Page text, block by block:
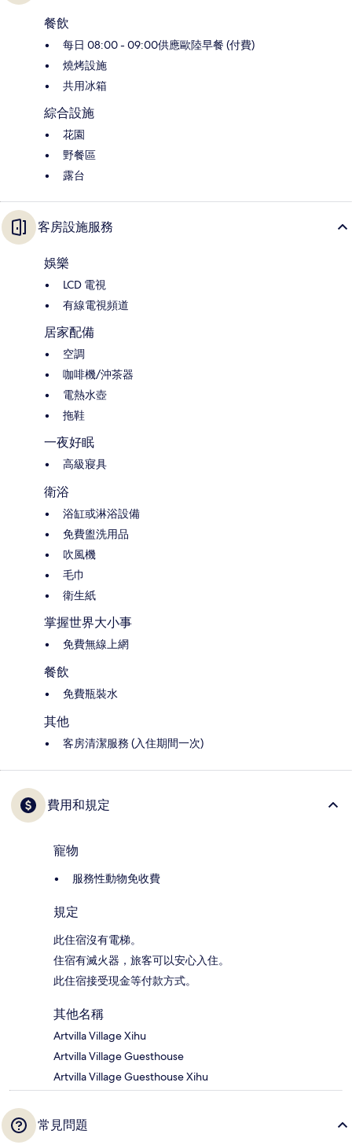
餐飲
每日 08:00 - 09:00供應歐陸早餐 (付費)
燒烤設施
共用冰箱
綜合設施
花園
野餐區
露台
客房設施服務
娛樂
LCD 電視
有線電視頻道
居家配備
空調
咖啡機/沖茶器
電熱水壺
拖鞋
一夜好眠
高級寢具
衛浴
浴缸或淋浴設備
免費盥洗用品
吹風機
毛巾
衛生紙
掌握世界大小事
免費無線上網
餐飲
免費瓶裝水
其他
客房清潔服務 (入住期間一次)
費用和規定
寵物
服務性動物免收費
規定
此住宿沒有電梯。
住宿有滅火器，旅客可以安心入住。
此住宿接受現金等付款方式。
其他名稱
Artvilla Village Xihu
Artvilla Village Guesthouse
Artvilla Village Guesthouse Xihu
常見問題